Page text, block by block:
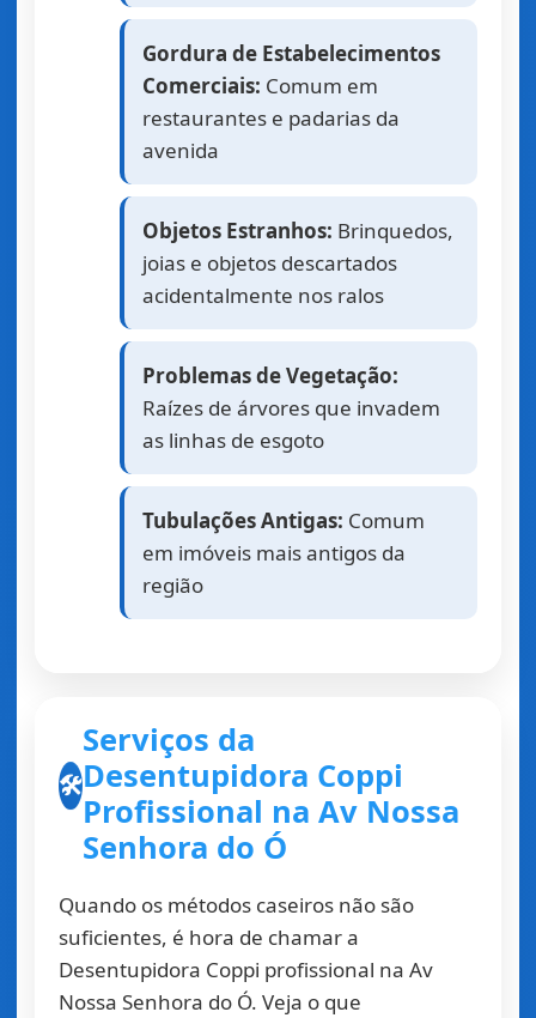
Gordura de Estabelecimentos
Comerciais: Comum em
restaurantes e padarias da
avenida
Objetos Estranhos: Brinquedos,
joias e objetos descartados
acidentalmente nos ralos
Problemas de Vegetação:
Raízes de árvores que invadem
as linhas de esgoto
Tubulações Antigas: Comum
em imóveis mais antigos da
região
🛠️
Serviços da
Desentupidora Coppi
Profissional na Av Nossa
Senhora do Ó
Quando os métodos caseiros não são
suficientes, é hora de chamar a
Desentupidora Coppi profissional na Av
Nossa Senhora do Ó. Veja o que